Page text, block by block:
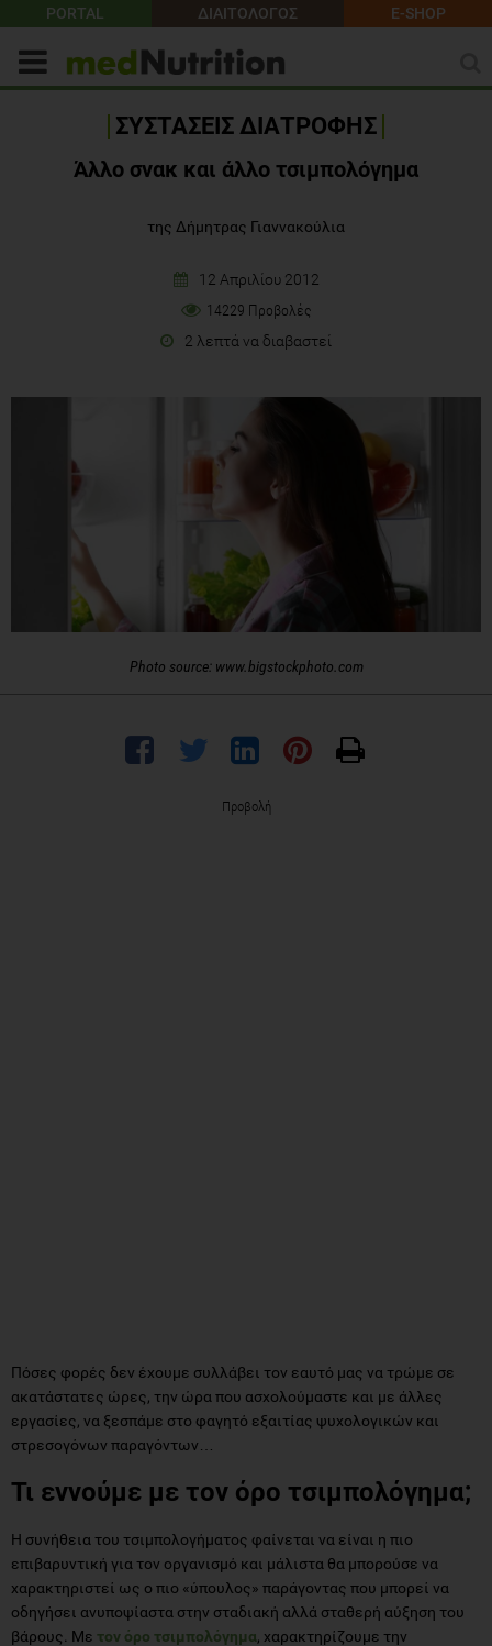
PORTAL ΔΙΑΙΤΟΛΟΓΟΣ E-SHOP
ΣΥΣΤΑΣΕΙΣ ΔΙΑΤΡΟΦΗΣ
Άλλο σνακ και άλλο τσιμπολόγημα
της Δήμητρας Γιαννακούλια
12 Απριλίου 2012
14229 Προβολές
2 λεπτά να διαβαστεί
Photo source: www.bigstockphoto.com
Προβολή
Πόσες φορές δεν έχουμε συλλάβει τον εαυτό μας να τρώμε σε
ακατάστατες ώρες, την ώρα που ασχολούμαστε και με άλλες
εργασίες, να ξεσπάμε στο φαγητό εξαιτίας ψυχολογικών και
στρεσογόνων παραγόντων…
Τι εννούμε με τον όρο τσιμπολόγημα;
Η συνήθεια του τσιμπολογήματος φαίνεται να είναι η πιο
επιβαρυντική για τον οργανισμό και μάλιστα θα μπορούσε να
χαρακτηριστεί ως ο πιο «ύπουλος» παράγοντας που μπορεί να
οδηγήσει ανυποψίαστα στην σταδιακή αλλά σταθερή αύξηση του
βάρους. Με τον όρο τσιμπολόγημα, χαρακτηρίζουμε την